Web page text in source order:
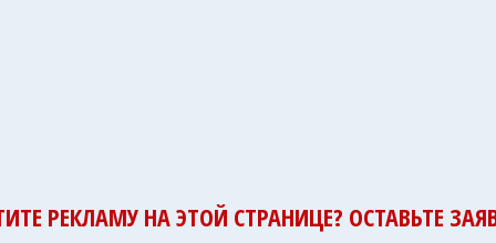
РЕКЛАМУ НА ЭТОЙ СТРАНИЦЕ? ОСТАВЬТЕ